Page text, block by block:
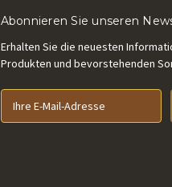
Abonnieren Sie unseren
Erhalten Sie die neuesten
Produkten und bevorstehenden
E